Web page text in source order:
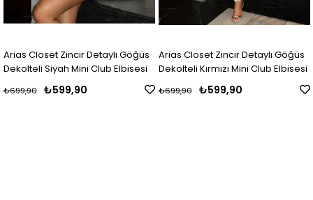
Zincir Detaylı Göğüs
Mini Club Elbisesi
₺599,90
Arias Closet Zincir Detaylı Göğüs
Dekolteli Kırmızı Mini Club Elbisesi
₺599,90
₺699,90
Arias
Fantezi
₺799,90